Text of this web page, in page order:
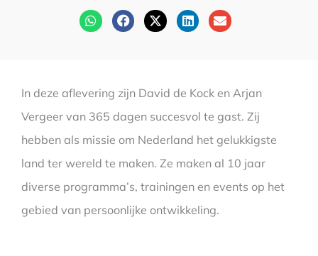
In deze aflevering zijn David de Kock en Arjan
Vergeer van 365 dagen succesvol te gast. Zij
hebben als missie om Nederland het gelukkigste
land ter wereld te maken. Ze maken al 10 jaar
diverse programma’s, trainingen en events op het
gebied van persoonlijke ontwikkeling.